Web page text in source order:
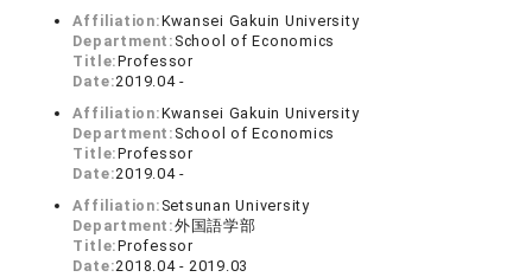
Affiliation:Kwansei Gakuin University
Department: School of Economics
Title:Professor
Date:2019.04 -
Affiliation:Kwansei Gakuin University
Department: School of Economics
Title:Professor
Date:2019.04 -
Affiliation: Setsunan University
Department:外国語学部
Title:Professor
Date:2018.04 - 2019.03